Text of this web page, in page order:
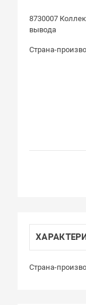
8730007
вывода
Страна-
Страна-